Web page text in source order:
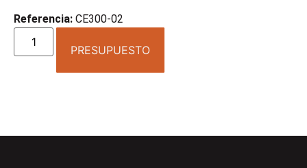
Referencia: CE300-02
PRESUPUESTO